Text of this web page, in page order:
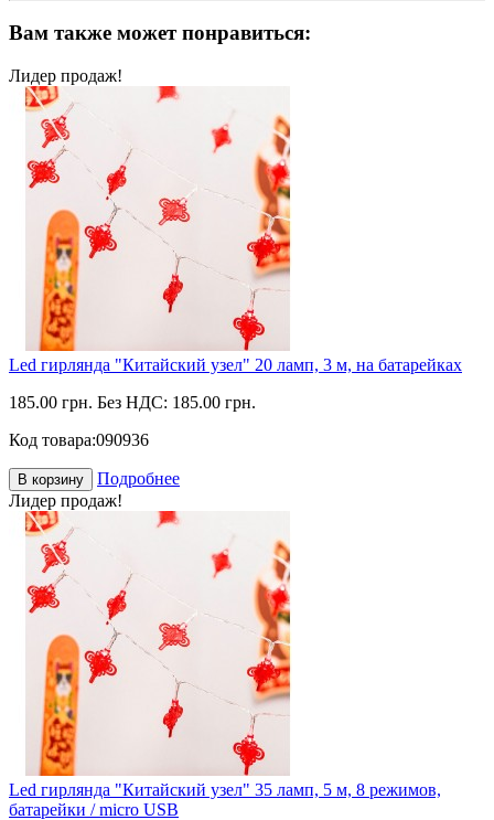
Вам также может понравиться:
Лидер продаж!
Led гирлянда "Китайский узел" 20 ламп, 3 м, на батарейках
185.00 грн. Без НДС: 185.00 грн.
Код товара:090936
В корзину
Подробнее
Лидер продаж!
Led гирлянда "Китайский узел" 35 ламп, 5 м, 8 режимов,
батарейки / micro USB